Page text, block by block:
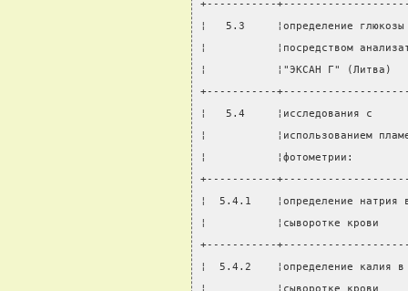
+-----------
¦   5.3     ¦определение
¦           ¦посредством
¦           ¦"ЭКСАН Г"
+-----------
¦   5.4
¦
¦           ¦фотометрии:
+-----------
¦  5.4.1    ¦определение натрия
¦           ¦сыворотке
+-----------
¦  5.4.2    ¦определение калия